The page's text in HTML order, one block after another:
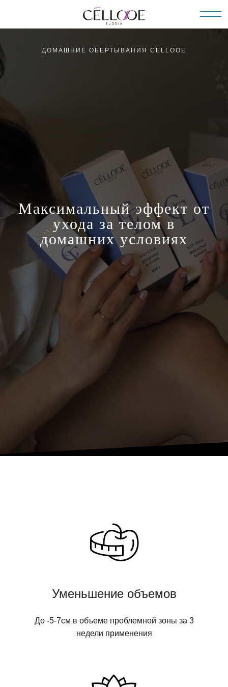
Максимальный эффект от
ухода за телом в
домашних условиях
ДОМАШНИЕ ОБЕРТЫВАНИЯ CELLOOE
Уменьшение объемов
До -5-7см в объеме проблемной зоны за 3
недели применения